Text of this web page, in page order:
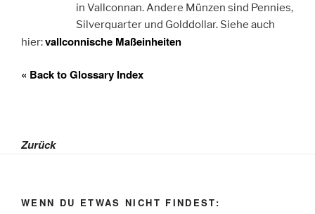
in Vallconnan. Andere Münzen sind Pennies,
Silverquarter und Golddollar. Siehe auch
hier:vallconnische Maßeinheiten
« Back to Glossary Index
Zurück
WENN DU ETWAS NICHT FINDEST: